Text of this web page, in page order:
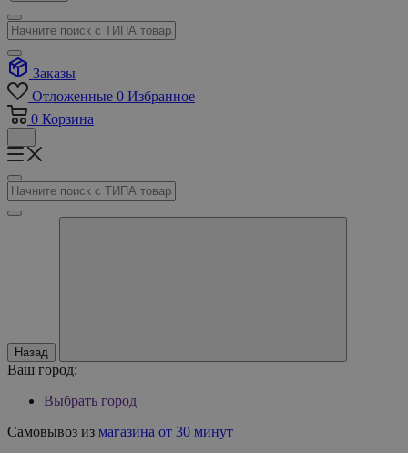
Заказы
Отложенные 0 Избранное
0 Корзина
Назад
Ваш город:
Выбрать город
Самовывоз из магазина от 30 минут